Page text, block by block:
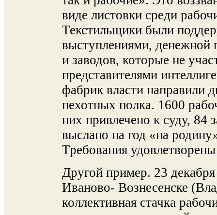
виде листовки среди
Текстильщики были
выступлениями,
и заводов, которые не
представителями
фабрик власти направили
пехотных полка. 1600
них привлечено к суду, 84
выслано на год «на
Требования
Другой пример. 23
Иваново- Вознесенске
коллективная стачка